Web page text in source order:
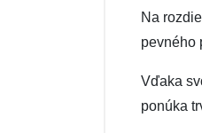
Na
pevného
Vďaka
ponúka